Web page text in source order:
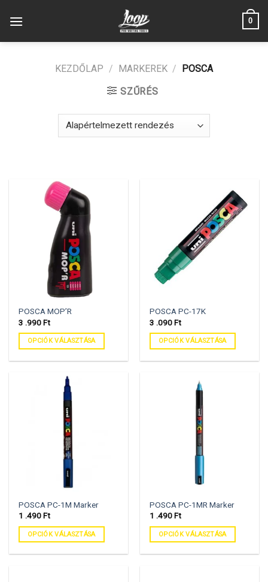
0
KEZDŐLAP / MARKEREK / POSCA
SZŰRÉS
POSCA MOP’R
3 .990Ft
OPCIÓK VÁLASZTÁSA
POSCA PC-17K
3 .090Ft
OPCIÓK VÁLASZTÁSA
POSCA PC-1M Marker
1 .490Ft
OPCIÓK VÁLASZTÁSA
POSCA PC-1MR Marker
1 .490Ft
OPCIÓK VÁLASZTÁSA